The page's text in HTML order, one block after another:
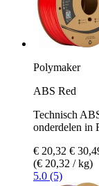
Polymaker
ABS Red
Technisch
onderdelen in
€ 20,32 €
(€ 20,32 / kg)
5.0 (5)